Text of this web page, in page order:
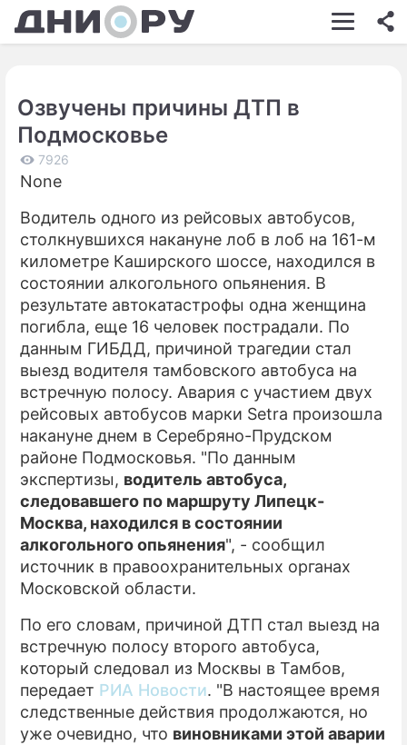
ШОУ-БИЗНЕС
КИНО
ЭКОНОМИКА
ПРОИСШЕСТВИЯ
СТИЛЬ ЖИЗНИ
СЕРИАЛЫ
ИГРЫ
ПРЕСС-РЕЛИЗЫ
О ПРОЕКТЕ
Озвучены причины ДТП в
Подмосковье
7926
None
Водитель одного из рейсовых автобусов,
столкнувшихся накануне лоб в лоб на 161-м
километре Каширского шоссе, находился в
состоянии алкогольного опьянения. В
результате автокатастрофы одна женщина
погибла, еще 16 человек пострадали. По
данным ГИБДД, причиной трагедии стал
выезд водителя тамбовского автобуса на
встречную полосу. Авария с участием двух
рейсовых автобусов марки Setra произошла
накануне днем в Серебряно-Прудском
районе Подмосковья. "По данным
экспертизы, водитель автобуса,
следовавшего по маршруту Липецк-
Москва, находился в состоянии
алкогольного опьянения", - сообщил
источник в правоохранительных органах
Московской области.
По его словам, причиной ДТП стал выезд на
встречную полосу второго автобуса,
который следовал из Москвы в Тамбов,
передает РИА Новости. "В настоящее время
следственные действия продолжаются, но
уже очевидно, что виновниками этой аварии